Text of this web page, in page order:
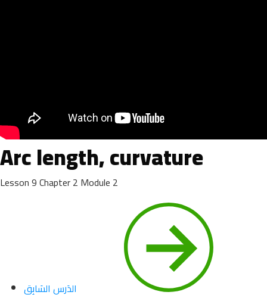
Arc length, curvature
Lesson9Chapter2 Module 2